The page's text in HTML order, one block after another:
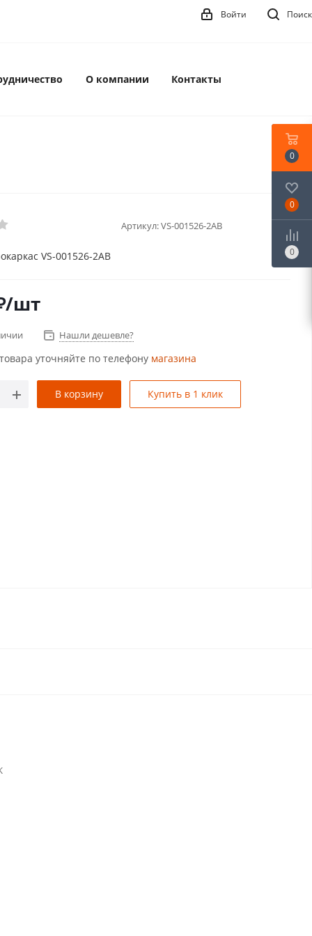
Поиск
Войти
О компании Контакты
Артикул:VS-001526-2AB
VS-001526-2AB
/шт
Нашли дешевле?
уточняйте по телефону магазина
В корзину Купить в 1 клик
0
0
0